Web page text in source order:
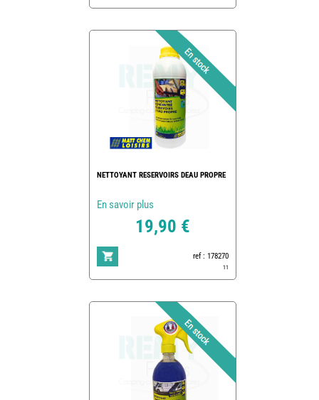
NETTOYANT RESERVOIRS DEAU PROPRE
En savoir plus
19,90 €
ref : 178270
11